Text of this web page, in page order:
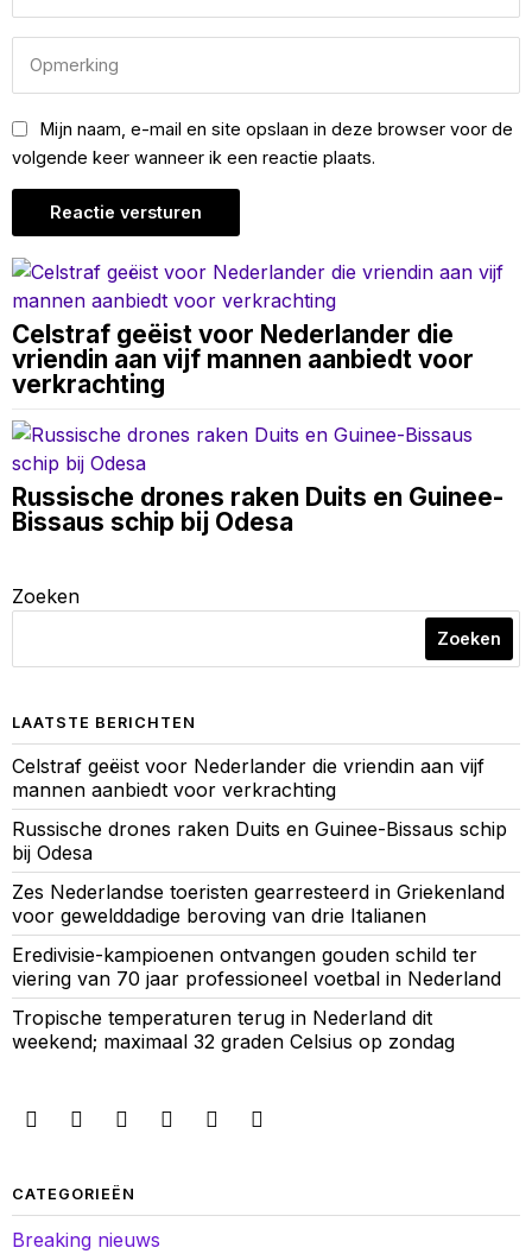
Mijn naam, e-mail en site opslaan in deze browser voor de
volgende keer wanneer ik een reactie plaats.
Celstraf geëist voor Nederlander die
vriendin aan vijf mannen aanbiedt voor
verkrachting
Russische drones raken Duits en Guinee-
Bissaus schip bij Odesa
Zoeken
Zoeken
LAATSTE BERICHTEN
Celstraf geëist voor Nederlander die vriendin aan vijf
mannen aanbiedt voor verkrachting
Russische drones raken Duits en Guinee-Bissaus schip
bij Odesa
Zes Nederlandse toeristen gearresteerd in Griekenland
voor gewelddadige beroving van drie Italianen
Eredivisie-kampioenen ontvangen gouden schild ter
viering van 70 jaar professioneel voetbal in Nederland
Tropische temperaturen terug in Nederland dit
weekend; maximaal 32 graden Celsius op zondag
CATEGORIEËN
Breaking nieuws